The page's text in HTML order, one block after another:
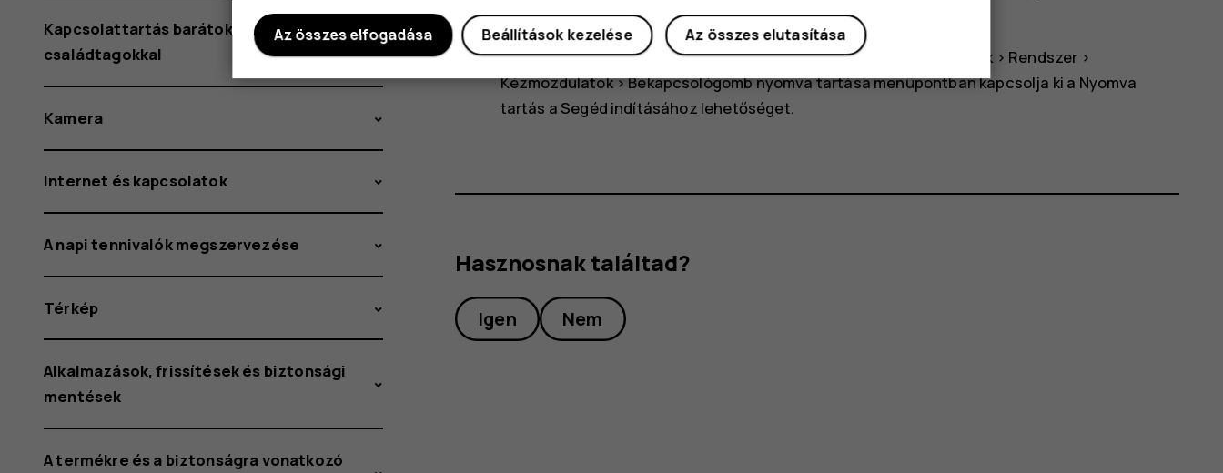
gombot, majd válassza aKikapcsoláslehetőséget.
Tipp:Ha a bekapcsológombbal kapcsolná ki telefonját, a Beállítások> Rendszer >
Kézmozdulatok>Bekapcsológomb nyomva tartásamenüpontban kapcsolja ki a Nyomva
tartás a Segéd indításához lehetőséget.
Hasznosnak találtad?
Igen Nem
Kapcsolattartás barátokkal és
családtagokkal
Kamera
Internet és kapcsolatok
A napi tennivalók megszervezése
Térkép
Alkalmazások, frissítések és biztonsági
mentések
A termékre és a biztonságra vonatkozó
Az összes elutasítása
Beállítások kezelése
Az összes elfogadása